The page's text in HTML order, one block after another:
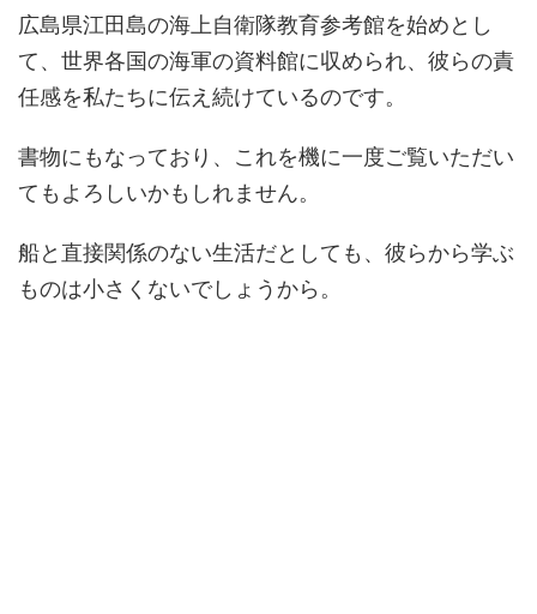
広島県江田島の海上自衛隊教育参考館を始めとし
て、世界各国の海軍の資料館に収められ、彼らの責
任感を私たちに伝え続けているのです。
書物にもなっており、これを機に一度ご覧いただい
てもよろしいかもしれません。
船と直接関係のない生活だとしても、彼らから学ぶ
ものは小さくないでしょうから。